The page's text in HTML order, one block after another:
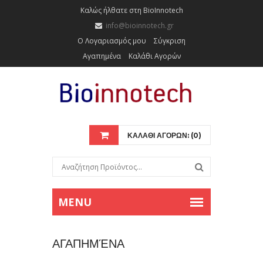
Καλώς ήλθατε στη BioInnotech
info@bioinnotech.gr
Ο Λογαριασμός μου
Σύγκριση
Αγαπημένα
Καλάθι Αγορών
ΚΑΛΑΘΙ ΑΓΟΡΩΝ: (0)
ΑΓΑΠΗΜΈΝΑ